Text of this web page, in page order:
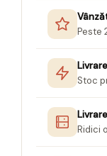
Socotitoare,
Carti de Colorat
Carti Educative
Carnetele notite
Jurnale cu
Pasta
Peste
Stoc
Ridici